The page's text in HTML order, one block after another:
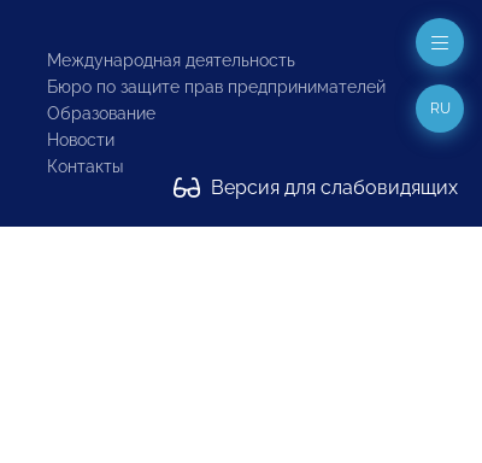
Международная деятельность
Бюро по защите прав предпринимателей
Образование
Новости
Контакты
Версия для слабовидящих
RU